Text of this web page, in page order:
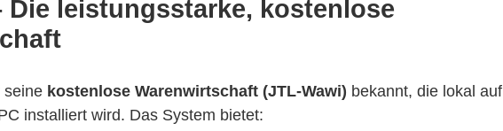
Die leistungsstarke, kostenlose
seine kostenlose Warenwirtschaft (JTL-Wawi) bekannt, die lokal auf
installiert wird. Das System bietet: